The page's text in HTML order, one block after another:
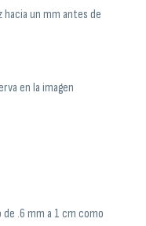
hacia un mm antes de
en la imagen
.6 mm a 1 cm como